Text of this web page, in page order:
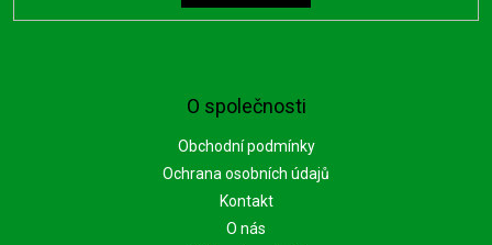
O společnosti
Obchodní podmínky
Ochrana osobních údajů
Kontakt
O nás